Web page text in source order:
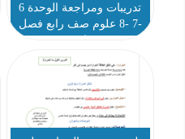
تدريبات ومراجعة الوحدة 6
-7 -8 علوم صف رابع فصل